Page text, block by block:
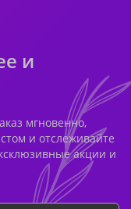
и
мгновенно,
и отслеживайте
акции и